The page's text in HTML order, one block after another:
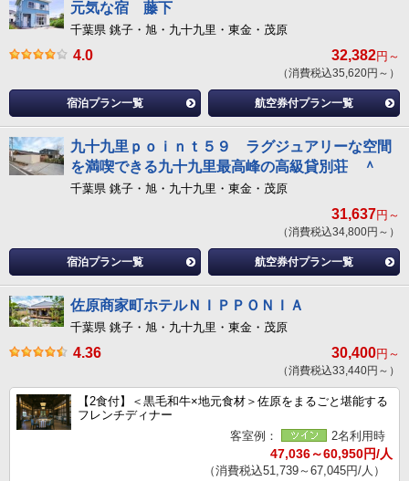
元気な宿 藤下
千葉県 銚子・旭・九十九里・東金・茂原
4.0 32,382円～
（消費税込35,620円～）
宿泊プラン一覧 航空券付プラン一覧
九十九里ｐｏｉｎｔ５９ ラグジュアリーな空間
を満喫できる九十九里最高峰の高級貸別荘 ＾
千葉県 銚子・旭・九十九里・東金・茂原
31,637円～
（消費税込34,800円～）
宿泊プラン一覧 航空券付プラン一覧
佐原商家町ホテルＮＩＰＰＯＮＩＡ
千葉県 銚子・旭・九十九里・東金・茂原
4.36 30,400円～
（消費税込33,440円～）
【2食付】＜黒毛和牛×地元食材＞佐原をまるごと堪能する
フレンチディナー
客室例：
2名利用時
47,036～60,950円/人
（消費税込51,739～67,045円/人）